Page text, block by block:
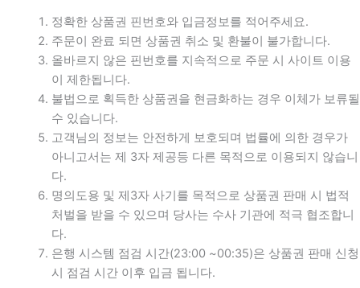
정확한 상품권 핀번호와 입금정보를 적어주세요.
주문이 완료 되면 상품권 취소 및 환불이 불가합니다.
올바르지 않은 핀번호를 지속적으로 주문 시 사이트 이용
이 제한됩니다.
불법으로 획득한 상품권을 현금화하는 경우 이체가 보류될
수 있습니다.
고객님의 정보는 안전하게 보호되며 법률에 의한 경우가
아니고서는 제 3자 제공등 다른 목적으로 이용되지 않습니
다.
명의도용 및 제3자 사기를 목적으로 상품권 판매 시 법적
처벌을 받을 수 있으며 당사는 수사 기관에 적극 협조합니
다.
은행 시스템 점검 시간(23:00 ~00:35)은 상품권 판매 신청
시 점검 시간 이후 입금 됩니다.